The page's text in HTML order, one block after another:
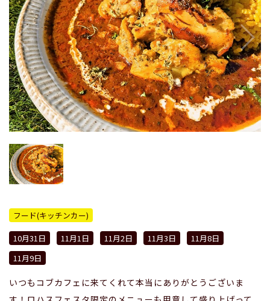
フード(キッチンカー)
10月31日
11月1日 11月2日 11月3日
11月8日
11月9日
いつもコブカフェに来てくれて本当にありがとうございま